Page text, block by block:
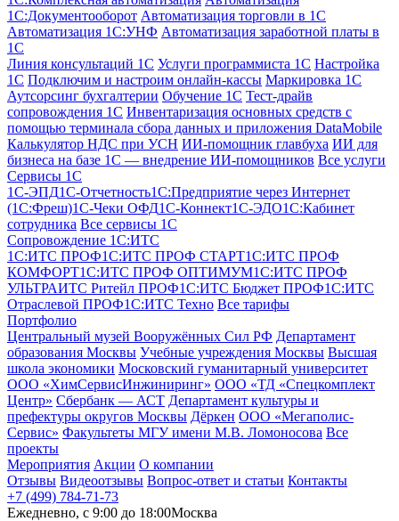
1С:Документооборот Автоматизация торговли в 1С
Автоматизация 1С:УНФ Автоматизация заработной платы в
1С
Линия консультаций 1С Услуги программиста 1С Настройка
1С Подключим и настроим онлайн-кассы Маркировка 1С
Аутсорсинг бухгалтерии Обучение 1С Тест-драйв
сопровождения 1С Инвентаризация основных средств с
помощью терминала сбора данных и приложения DataMobile
Калькулятор НДС при УСН ИИ-помощник главбуха ИИ для
бизнеса на базе 1С — внедрение ИИ-помощников Все услуги
Сервисы 1С
1С-ЭПД1C-Отчетность1С:Предприятие через Интернет
(1С:Фреш)1С-Чеки ОФД1С‑Коннект1С-ЭДО1С:Кабинет
сотрудника Все сервисы 1С
Сопровождение 1С:ИТС
1С:ИТС ПРОФ1С:ИТС ПРОФ СТАРТ1С:ИТС ПРОФ
КОМФОРТ1С:ИТС ПРОФ ОПТИМУМ1С:ИТС ПРОФ
УЛЬТРАИТС Ритейл ПРОФ1С:ИТС Бюджет ПРОФ1С:ИТС
Отраслевой ПРОФ1С:ИТС Техно Все тарифы
Портфолио
Центральный музей Вооружённых Сил РФ Департамент
образования Москвы Учебные учреждения Москвы Высшая
школа экономики Московский гуманитарный университет
ООО «ХимСервисИнжиниринг» ООО «ТД «Спецкомплект
Центр» Сбербанк — АСТ Департамент культуры и
префектуры округов Москвы Дёркен ООО «Мегаполис-
Сервис» Факультеты МГУ имени М.В. Ломоносова Все
проекты
Мероприятия Акции О компании
Отзывы Видеоотзывы Вопрос-ответ и статьи Контакты
+7 (499) 784-71-73
Ежедневно, c 9:00 до 18:00Москва